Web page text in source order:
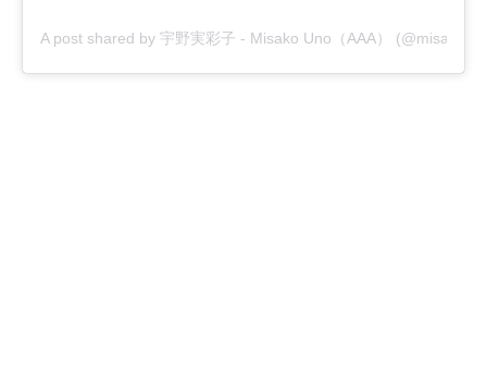
A post shared by 宇野実彩子 - Misako Uno（AAA）